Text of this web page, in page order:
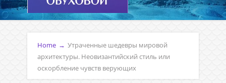
Home → Утраченные шедевры мировой
архитектуры. Неовизантийский стиль или
оскорбление чувств верующих